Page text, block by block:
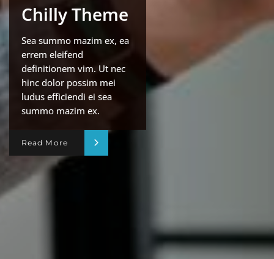
Chilly Theme
Sea summo mazim ex, ea
errem eleifend
definitionem vim. Ut nec
hinc dolor possim mei
ludus efficiendi ei sea
summo mazim ex.
Read More